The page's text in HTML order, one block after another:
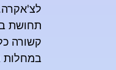
תחושת
קשורה
במחלות